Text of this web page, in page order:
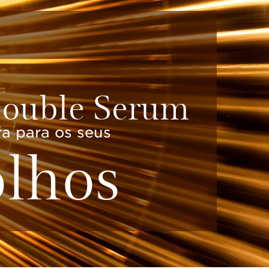
Serum
para os seus